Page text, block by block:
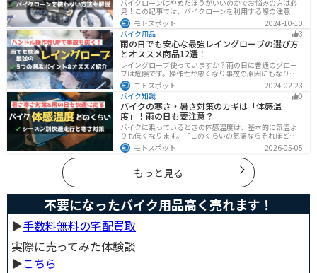
バイクローンはやめたほうがいいのかでお悩みの方は必
見！この記事では、バイクローンを利用する際の注意点
や失敗しない選び方を解説しています。実は、バイクロ
ーンの選び方にはコツがあります。この記事を読めば、
自分に合った賢い選択をすることが可能です。
モトスポット
2024-10-10
バイク用品
3
雨の日でも安心な最強レイングローブの選び方
とオススメ商品12選！
レイングローブ使っていますか？雨の日に普通のグロー
ブは危険です。操作性が悪くなり事故の原因にもなりま
す。安全と快適に運転するためにもしっかりとしたレイ
ングローブを準備しておきましょう。この記事ではレイ
ングローブの選び方とオススメを紹介します。
モトスポット
2024-02-23
バイク知識
0
バイクの寒さ・暑さ対策のカギは「体感温
度」！雨の日も要注意？
バイクに乗っているときの体感温度は、基本的に気温よ
りも低くなります。「このくらいの気温ならそれほど寒
くないだろう」そう考えて通常の装備でバイクに乗った
ら大変な目に遭った・・・そんな経験のあるライダーも
多いのではないでしょうか。今回はバイク走行中の体感
温度についてご紹介します。体感温度を考慮した快適走
行のポイントもまとめました。季節や天候を問わずバイ
クに乗る！そんなライダーの方はぜひ参考にしてみてく
ださい。[phtml blog-first-h2-module]バイク走行時の体
感温度は気温より低め？バイク走行時の体感温度は気温
と同じではありません。なぜ
モトスポット 2026-05-05
もっと見る
不要になったバイク用品高く売れます！
▶︎手数料無料の宅配買取
実際に売ってみた体験談
▶︎こちら